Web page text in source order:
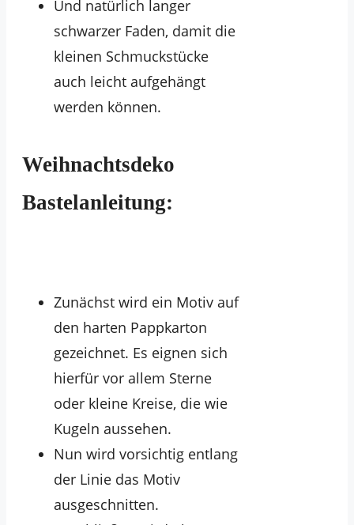
Und natürlich langer
schwarzer Faden, damit die
kleinen Schmuckstücke
auch leicht aufgehängt
werden können.
Weihnachtsdeko
Bastelanleitung:
Zunächst wird ein Motiv auf
den harten Pappkarton
gezeichnet. Es eignen sich
hierfür vor allem Sterne
oder kleine Kreise, die wie
Kugeln aussehen.
Nun wird vorsichtig entlang
der Linie das Motiv
ausgeschnitten.